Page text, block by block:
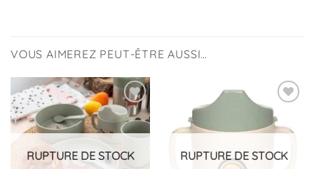
VOUS AIMEREZ PEUT-ÊTRE AUSSI…
Ajouter
à la
liste
RUPTURE DE STOCK
Ajouter
à la
liste
RUPTURE DE STOCK